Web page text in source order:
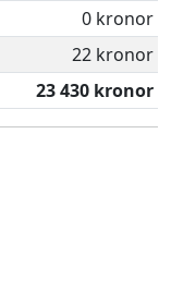
0 kronor
22 kronor
23 430 kronor